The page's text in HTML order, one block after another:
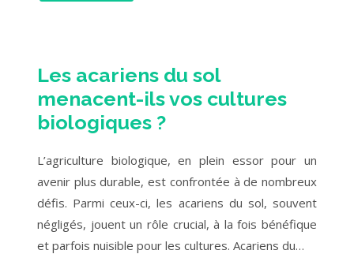
Les acariens du sol
menacent-ils vos cultures
biologiques ?
L’agriculture biologique, en plein essor pour un
avenir plus durable, est confrontée à de nombreux
défis. Parmi ceux-ci, les acariens du sol, souvent
négligés, jouent un rôle crucial, à la fois bénéfique
et parfois nuisible pour les cultures. Acariens du…